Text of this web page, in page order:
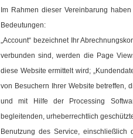
Im Rahmen dieser Vereinbarung
Bedeutungen:
„Account“ bezeichnet Ihr
verbunden sind, werden die Page
diese Website ermittelt wird;
von Besuchern Ihrer Website betreffen,
und mit Hilfe der Processing
begleitenden, urheberrechtlich
Benutzung des Service,